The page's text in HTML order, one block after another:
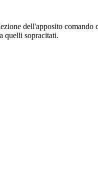
dell'apposito
quelli sopracitati.